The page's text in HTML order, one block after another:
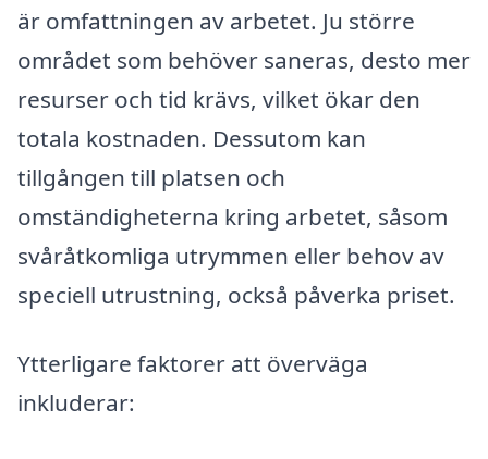
är omfattningen av arbetet. Ju större
området som behöver saneras, desto mer
resurser och tid krävs, vilket ökar den
totala kostnaden. Dessutom kan
tillgången till platsen och
omständigheterna kring arbetet, såsom
svåråtkomliga utrymmen eller behov av
speciell utrustning, också påverka priset.
Ytterligare faktorer att överväga
inkluderar: